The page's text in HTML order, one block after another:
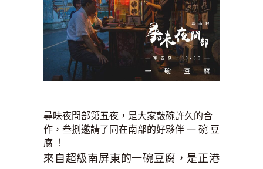
尋味夜間部第五夜，是大家敲碗許久的合
作，叁捌邀請了同在南部的好夥伴 一 碗 豆
腐 ！
來自超級南屏東的一碗豆腐，是正港